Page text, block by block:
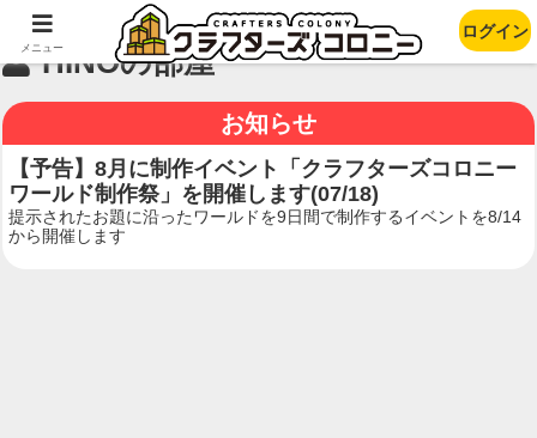
HINOの部屋
お知らせ
【予告】8月に制作イベント「クラフターズコロニー
ワールド制作祭」を開催します(07/18)
提示されたお題に沿ったワールドを9日間で制作するイベントを8/14
から開催します
メニュー
ログイン